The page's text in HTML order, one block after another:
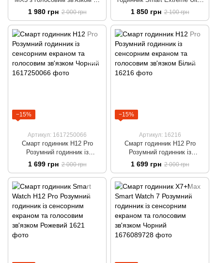
будильником
Водонепроникний годинник
телефон
1 980 грн 2 000 грн
Black Lemfo K22
1 850 грн 2 100 грн
−15%
Артикул: 1617250066
Смарт годинник H12 Pro
Розумний годинник із
сенсорним екраном та
голосовим зв'язком Чорний
1 699 грн 2 000 грн
−15%
Артикул: 16216
Смарт годинник H12 Pro
Розумний годинник із
сенсорним екраном та
голосовим зв'язком Білий
1 699 грн 2 000 грн